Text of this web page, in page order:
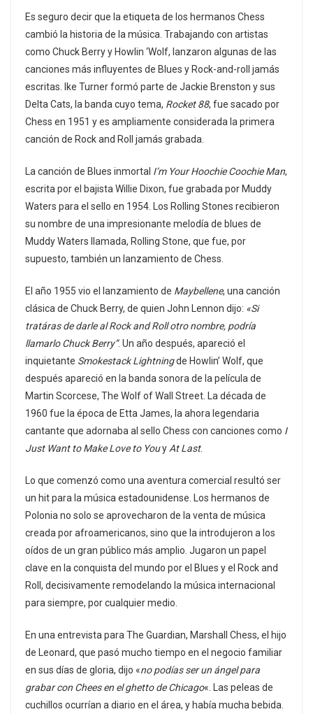
Es seguro decir que la etiqueta de los hermanos Chess
cambió la historia de la música. Trabajando con artistas
como Chuck Berry y Howlin ‘Wolf, lanzaron algunas de las
canciones más influyentes de Blues y Rock-and-roll jamás
escritas. Ike Turner formó parte de Jackie Brenston y sus
Delta Cats, la banda cuyo tema, Rocket 88, fue sacado por
Chess en 1951 y es ampliamente considerada la primera
canción de Rock and Roll jamás grabada.
La canción de Blues inmortal I’m Your Hoochie Coochie Man,
escrita por el bajista Willie Dixon, fue grabada por Muddy
Waters para el sello en 1954. Los Rolling Stones recibieron
su nombre de una impresionante melodía de blues de
Muddy Waters llamada, Rolling Stone, que fue, por
supuesto, también un lanzamiento de Chess.
El año 1955 vio el lanzamiento de Maybellene, una canción
clásica de Chuck Berry, de quien John Lennon dijo: «Si
tratáras de darle al Rock and Roll otro nombre, podría
llamarlo Chuck Berry”. Un año después, apareció el
inquietante Smokestack Lightningde Howlin’ Wolf, que
después apareció en la banda sonora de la película de
Martin Scorcese, The Wolf of Wall Street. La década de
1960 fue la época de Etta James, la ahora legendaria
cantante que adornaba al sello Chess con canciones como I
Just Want to Make Love to YouyAt Last.
Lo que comenzó como una aventura comercial resultó ser
un hit para la música estadounidense. Los hermanos de
Polonia no solo se aprovecharon de la venta de música
creada por afroamericanos, sino que la introdujeron a los
oídos de un gran público más amplio. Jugaron un papel
clave en la conquista del mundo por el Blues y el Rock and
Roll, decisivamente remodelando la música internacional
para siempre, por cualquier medio.
En una entrevista para The Guardian, Marshall Chess, el hijo
de Leonard, que pasó mucho tiempo en el negocio familiar
en sus días de gloria, dijo «no podías ser un ángel para
grabar con Chees en el ghetto de Chicago«. Las peleas de
cuchillos ocurrían a diario en el área, y había mucha bebida.